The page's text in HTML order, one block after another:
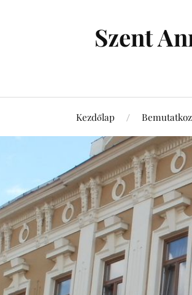
Szent
Kezdőlap